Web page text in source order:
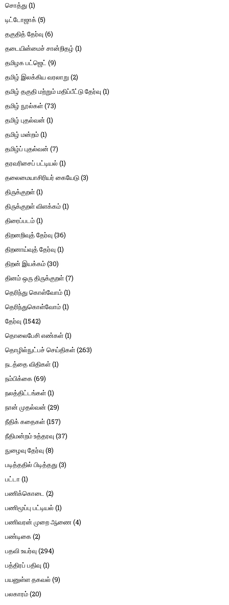
சொத்து(1)
டிட்டோஜாக்(5)
தகுதித் தேர்வு (6)
தடையின்மைச் சான்றிதழ் (1)
தமிழக பட்ஜெட் (9)
தமிழ் இலக்கிய வரலாறு (2)
தமிழ் தகுதி மற்றும் மதிப்பீட்டு தேர்வு (1)
தமிழ் நூல்கள்(73)
தமிழ் புதல்வன் (1)
தமிழ் மன்றம்(1)
தமிழ்ப் புதல்வன் (7)
தரவரிசைப் பட்டியல் (1)
தலைமையாசிரியர் கையேடு(3)
திருக்குறள்(1)
திருக்குறள் விளக்கம்(1)
திரைப்படம்(1)
திறனறிவுத் தேர்வு (36)
திறனாய்வுத் தேர்வு (1)
திறன் இயக்கம்(30)
தினம் ஒரு திருக்குறள்(7)
தெரிந்து கொள்வோம்(1)
தெரிந்துகொள்வோம்(1)
தேர்வு (1542)
தொலைபேசி எண்கள்(1)
தொழில்நுட்பச் செய்திகள்(263)
நடத்தை விதிகள்(1)
நம்பிக்கை(69)
நலத்திட்டங்கள்(1)
நான் முதல்வன் (29)
நீதிக் கதைகள்(157)
நீதிமன்றம் உத்தரவு (37)
நுழைவு தேர்வு (8)
படித்ததில் பிடித்தது(3)
பட்டா (1)
பணிக்கொடை (2)
பணிமூப்பு பட்டியல் (1)
பணிவரன் முறை ஆணை(4)
பண்டிகை(2)
பதவி உயர்வு (294)
பத்திரப் பதிவு (1)
பயனுள்ள தகவல் (9)
பலகாரம்(20)